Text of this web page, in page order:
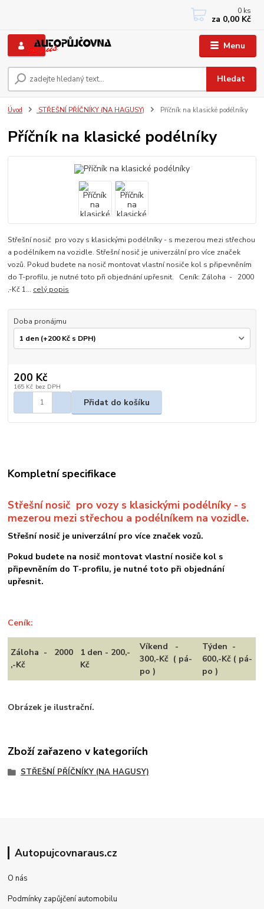
Menu
Hledat
+420 733767377
PO-PÁ: 8 - 12, 13 - 17
0 ks
za 0,00 Kč
Úvod STŘEŠNÍ PŘÍČNÍKY (NA HAGUSY) Příčník na klasické podélníky
Příčník na klasické podélníky
Střešní nosič pro vozy s klasickými podélníky - s mezerou mezi střechou
a podélníkem na vozidle. Střešní nosič je univerzální pro více značek
vozů. Pokud budete na nosič montovat vlastní nosiče kol s připevněním
do T-profilu, je nutné toto při objednání upřesnit. Ceník: Záloha - 2000
,-Kč 1... celý popis
Doba pronájmu
200 Kč
165 Kč bez DPH
Přidat do košíku
Kompletní specifikace
Střešní nosič pro vozy s klasickými podélníky - s
mezerou mezi střechou a podélníkem na vozidle.
Střešní nosič je univerzální pro více značek vozů.
Pokud budete na nosič montovat vlastní nosiče kol s
připevněním do T-profilu, je nutné toto při objednání
upřesnit.
Ceník:
Záloha - 2000
,-Kč
1 den - 200,-
Kč
Víkend -
300,-Kč ( pá-
po )
Týden -
600,-Kč ( pá-
po )
Obrázek je ilustrační.
Zboží zařazeno v kategoriích
STŘEŠNÍ PŘÍČNÍKY (NA HAGUSY)
Autopujcovnaraus.cz
O nás
Podmínky zapůjčení automobilu